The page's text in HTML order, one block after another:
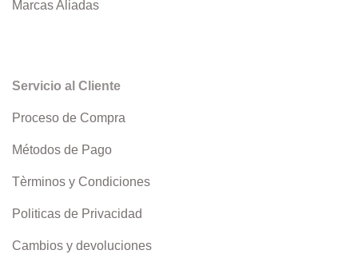
Marcas Aliadas
Servicio al Cliente
Proceso de Compra
Métodos de Pago
Tèrminos y Condiciones
Politicas de Privacidad
Cambios y devoluciones